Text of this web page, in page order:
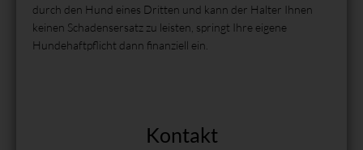
durch den Hund eines Dritten und kann der Halter Ihnen
keinen Schadensersatz zu leisten, springt Ihre eigene
Hundehaftpflicht dann finanziell ein.
Kontakt